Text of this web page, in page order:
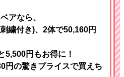
アなら、
繍付き)、2体で50,160円
5,500円もお得に！
円の驚きプライスで買えち